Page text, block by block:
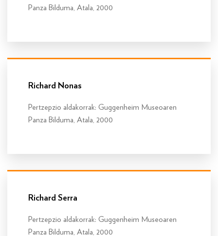
Panza Bilduma, Atala, 2000
Richard Nonas
Pertzepzio aldakorrak: Guggenheim Museoaren
Panza Bilduma, Atala, 2000
Richard Serra
Pertzepzio aldakorrak: Guggenheim Museoaren
Panza Bilduma, Atala, 2000